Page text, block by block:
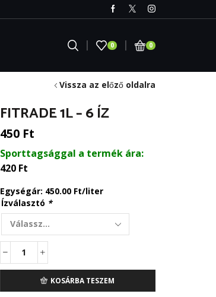
0 0
Vissza az előző oldalra
FITRADE 1L – 6 ÍZ
450 Ft
Sporttagsággal a termék ára:
420 Ft
Egységár: 450.00 Ft/liter
Ízválasztó *
Fitrade
1l
6
KOSÁRBA TESZEM